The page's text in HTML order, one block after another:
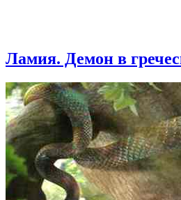
Ламия. Демон в